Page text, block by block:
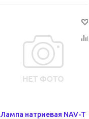
Лампа натриевая NAV-T